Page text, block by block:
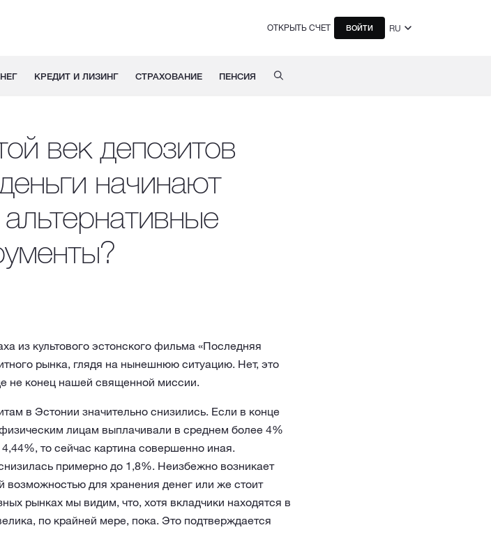
ОТКРЫТЬ СЧЕТ ВОЙТИ RU
КРЕДИТ И ЛИЗИНГ СТРАХОВАНИЕ ПЕНСИЯ
век депозитов
начинают
из культового эстонского фильма «Последняя
рынка, глядя на нынешнюю ситуацию. Нет, это
не конец нашей священной миссии.
в Эстонии значительно снизились. Если в конце
лицам выплачивали в среднем более 4%
то сейчас картина совершенно иная.
примерно до 1,8%. Неизбежно возникает
возможностью для хранения денег или же стоит
рынках мы видим, что, хотя вкладчики находятся в
по крайней мере, пока. Это подтверждается